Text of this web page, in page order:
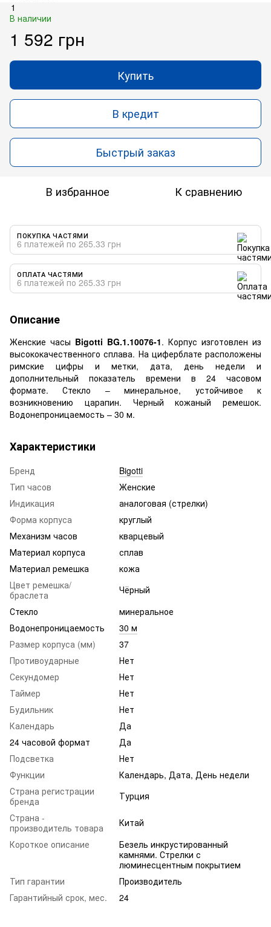
В наличии
1 592 грн
Купить
В кредит
Быстрый заказ
В избранное К сравнению
ПОКУПКА ЧАСТЯМИ
6 платежей по 265.33 грн
ОПЛАТА ЧАСТЯМИ
6 платежей по 265.33 грн
Описание
Женские часы Bigotti BG.1.10076-1. Корпус изготовлен из
высококачественного сплава. На циферблате расположены
римские цифры и метки, дата, день недели и
дополнительный показатель времени в 24 часовом
формате. Стекло – минеральное, устойчивое к
возникновению царапин. Черный кожаный ремешок.
Водонепроницаемость – 30 м.
Характеристики
Бренд
Bigotti
Тип часов
Женские
Индикация
аналоговая (стрелки)
Форма корпуса
круглый
Механизм часов
кварцевый
Материал корпуса
сплав
Материал ремешка
кожа
Цвет ремешка/
браслета
Чёрный
Стекло
минеральное
Водонепроницаемость
30 м
Размер корпуса (мм)
37
Противоударные
Нет
Секундомер
Нет
Таймер
Нет
Будильник
Нет
Календарь
Да
24 часовой формат
Да
Подсветка
Нет
Функции
Календарь, Дата, День недели
Страна регистрации
бренда
Турция
Страна -
производитель товара
Китай
Короткое описание
Безель инкрустированный
камнями. Стрелки с
люминесцентным покрытием
Тип гарантии
Производитель
Гарантийный срок, мес.
24